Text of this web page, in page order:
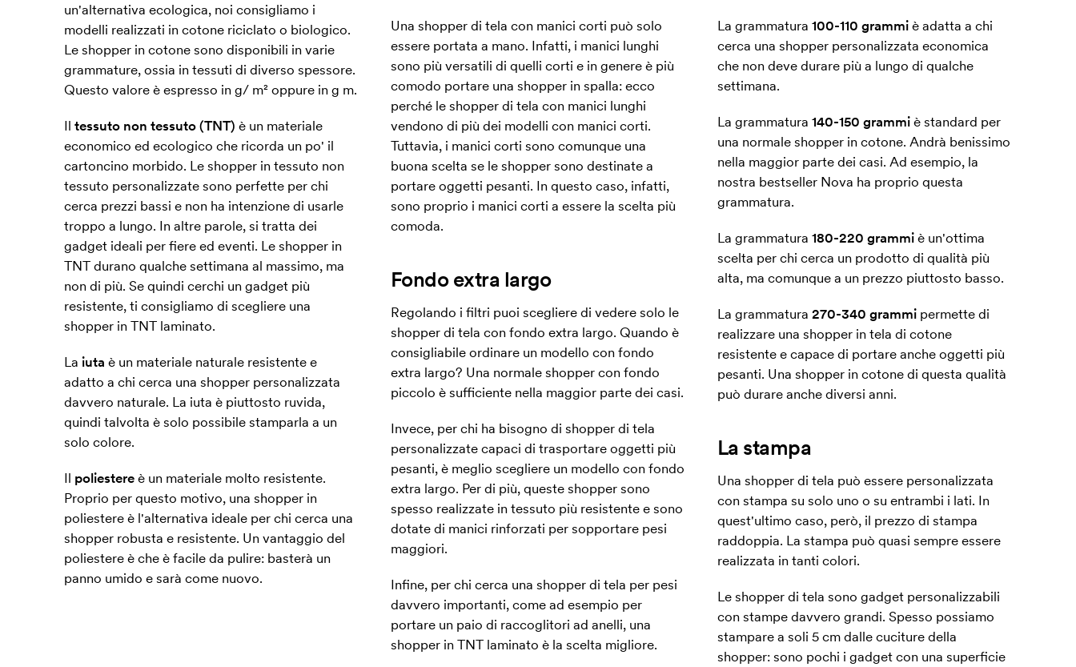
un'alternativa ecologica, noi consigliamo i
modelli realizzati in cotone riciclato o biologico.
Le shopper in cotone sono disponibili in varie
grammature, ossia in tessuti di diverso spessore.
Questo valore è espresso in g/ m² oppure in g m.
Il tessuto non tessuto (TNT) è un materiale
economico ed ecologico che ricorda un po' il
cartoncino morbido. Le shopper in tessuto non
tessuto personalizzate sono perfette per chi
cerca prezzi bassi e non ha intenzione di usarle
troppo a lungo. In altre parole, si tratta dei
gadget ideali per fiere ed eventi. Le shopper in
TNT durano qualche settimana al massimo, ma
non di più. Se quindi cerchi un gadget più
resistente, ti consigliamo di scegliere una
shopper in TNT laminato.
La iuta è un materiale naturale resistente e
adatto a chi cerca una shopper personalizzata
davvero naturale. La iuta è piuttosto ruvida,
quindi talvolta è solo possibile stamparla a un
solo colore.
Il poliestereè un materiale molto resistente.
Proprio per questo motivo, una shopper in
poliestere è l'alternativa ideale per chi cerca una
shopper robusta e resistente. Un vantaggio del
poliestere è che è facile da pulire: basterà un
panno umido e sarà come nuovo.
Una shopper di tela con manici corti può solo
essere portata a mano. Infatti, i manici lunghi
sono più versatili di quelli corti e in genere è più
comodo portare una shopper in spalla: ecco
perché le shopper di tela con manici lunghi
vendono di più dei modelli con manici corti.
Tuttavia, i manici corti sono comunque una
buona scelta se le shopper sono destinate a
portare oggetti pesanti. In questo caso, infatti,
sono proprio i manici corti a essere la scelta più
comoda.
Fondo extra largo
Regolando i filtri puoi scegliere di vedere solo le
shopper di tela con fondo extra largo. Quando è
consigliabile ordinare un modello con fondo
extra largo? Una normale shopper con fondo
piccolo è sufficiente nella maggior parte dei casi.
Invece, per chi ha bisogno di shopper di tela
personalizzate capaci di trasportare oggetti più
pesanti, è meglio scegliere un modello con fondo
extra largo. Per di più, queste shopper sono
spesso realizzate in tessuto più resistente e sono
dotate di manici rinforzati per sopportare pesi
maggiori.
Infine, per chi cerca una shopper di tela per pesi
davvero importanti, come ad esempio per
portare un paio di raccoglitori ad anelli, una
shopper in TNT laminato è la scelta migliore.
La grammatura 100-110 grammiè adatta a chi
cerca una shopper personalizzata economica
che non deve durare più a lungo di qualche
settimana.
La grammatura 140-150 grammiè standard per
una normale shopper in cotone. Andrà benissimo
nella maggior parte dei casi. Ad esempio, la
nostra bestseller Nova ha proprio questa
grammatura.
La grammatura 180-220 grammiè un'ottima
scelta per chi cerca un prodotto di qualità più
alta, ma comunque a un prezzo piuttosto basso.
La grammatura 270-340 grammipermette di
realizzare una shopper in tela di cotone
resistente e capace di portare anche oggetti più
pesanti. Una shopper in cotone di questa qualità
può durare anche diversi anni.
La stampa
Una shopper di tela può essere personalizzata
con stampa su solo uno o su entrambi i lati. In
quest'ultimo caso, però, il prezzo di stampa
raddoppia. La stampa può quasi sempre essere
realizzata in tanti colori.
Le shopper di tela sono gadget personalizzabili
con stampe davvero grandi. Spesso possiamo
stampare a soli 5 cm dalle cuciture della
shopper: sono pochi i gadget con una superficie